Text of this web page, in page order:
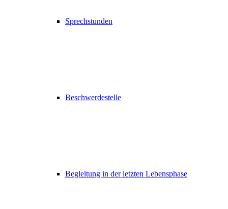
Sprechstunden
Beschwerdestelle
Begleitung in der letzten Lebensphase